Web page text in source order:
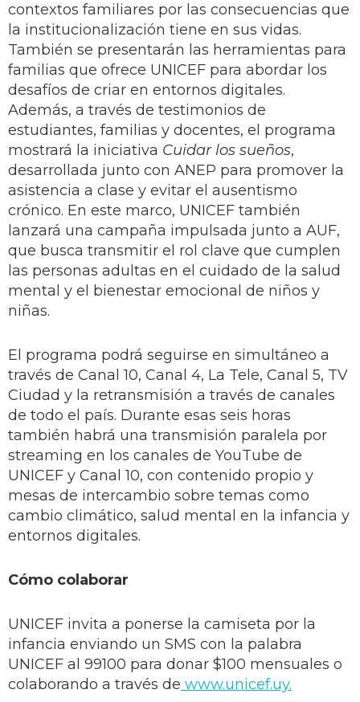
contextos familiares por las consecuencias que
la institucionalización tiene en sus vidas.
También se presentarán las herramientas para
familias que ofrece UNICEF para abordar los
desafíos de criar en entornos digitales.
Además, a través de testimonios de
estudiantes, familias y docentes, el programa
mostrará la iniciativa Cuidar los sueños,
desarrollada junto con ANEP para promover la
asistencia a clase y evitar el ausentismo
crónico. En este marco, UNICEF también
lanzará una campaña impulsada junto a AUF,
que busca transmitir el rol clave que cumplen
las personas adultas en el cuidado de la salud
mental y el bienestar emocional de niños y
niñas.
El programa podrá seguirse en simultáneo a
través de Canal 10, Canal 4, La Tele, Canal 5, TV
Ciudad y la retransmisión a través de canales
de todo el país. Durante esas seis horas
también habrá una transmisión paralela por
streaming en los canales de YouTube de
UNICEF y Canal 10, con contenido propio y
mesas de intercambio sobre temas como
cambio climático, salud mental en la infancia y
entornos digitales.
Cómo colaborar
UNICEF invita a ponerse la camiseta por la
infancia enviando un SMS con la palabra
UNICEF al 99100 para donar $100 mensuales o
colaborando a través de www.unicef.uy.